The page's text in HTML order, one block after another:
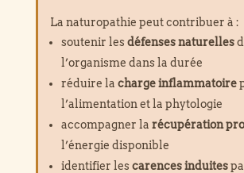
La naturopathie peut contribuer à :
soutenir lesdéfenses naturelles
l’organisme dans la durée
réduire la charge inflammatoire
l’alimentation et la phytologie
accompagner la récupération
l’énergie disponible
identifier lescarences induites